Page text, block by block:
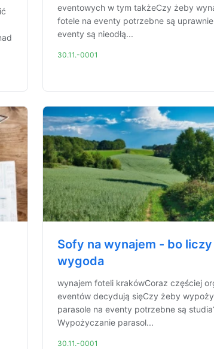
eventowych w tym takżeCzy żeby
fotele na eventy potrzebne są
eventy są nieodłą...
30.11.-0001
Sofy na wynajem - bo liczy
wygoda
wynajem foteli krakówCoraz częściej
eventów decydują sięCzy żeby
parasole na eventy potrzebne są
Wypożyczanie parasol...
30.11.-0001